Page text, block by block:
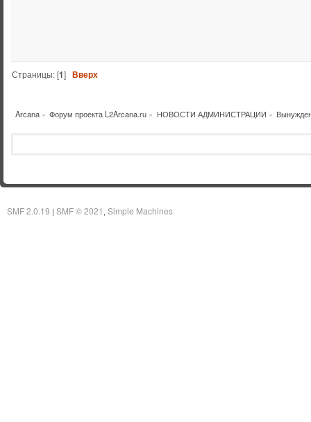
Страницы: [1]Вверх
Arcana» Форум проекта L2Arcana.ru » НОВОСТИ АДМИНИСТРАЦИИ »
SMF 2.0.19 | SMF © 2021 Simple Machines